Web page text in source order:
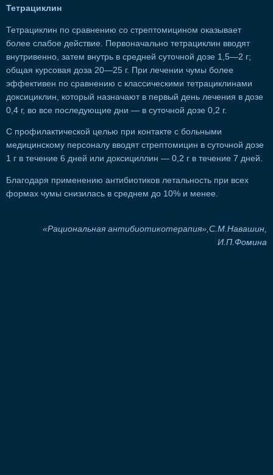
Тетрациклин
Тетрациклин по сравнению со стрептомицином оказывает
более слабое действие. Первоначально тетрациклин вводят
внутривенно, затем внутрь в средней суточной дозе 1,5—2 г;
общая курсовая доза 20—25 г. При лечении чумы более
эффективен по сравнению с классическими тетрациклинами
доксициклин, который назначают в первый день лечения в дозе
0,4 г, во все последующие дни — в суточной дозе 0,2 г.
С профилактической целью при контакте с больными
медицинскому персоналу вводят стрептомицин в суточной дозе
1 г в течение 6 дней или доксициллин — 0,2 г в течение 7 дней.
Благодаря применению антибиотиков летальность при всех
формах чумы снизилась в среднем до 10% и менее.
«Рациональная антибиотикотерапия»,С.М.Навашин,
И.П.Фомина